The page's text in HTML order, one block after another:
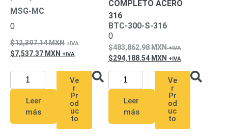
Mobiliario
Accesorios
ApoyoPantallas
/
Seguridad
Protección
Corriente
MSG-MC
0
12,397.14MXN
7,537.37 MXN
Leer
más
Ve
r
Pr
od
uc
to
COMPLETO ACERO
316
BTC-300-S-316
0
483,862.98MXN
294,188.54 MXN
Leer
más
Ve
r
Pr
od
uc
to